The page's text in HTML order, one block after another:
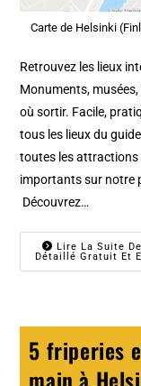
Carte de Helsinki
Retrouvez les lieux
Monuments,
où sortir. Facile,
tous les lieux du
toutes les attractions
importants sur notre
Découvrez…
Lire La Suite
Détaillé Gratuit Et
5 friperies